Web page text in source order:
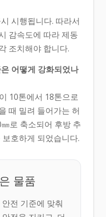
시행됩니다. 따라서
감속도에 따라 제동
조치해야 합니다.
어떻게 강화되었나
10톤에서 18톤으로
때 밀려 들어가는 허
로 축소되어 후방 추
호하게 되었습니다.
물품
전 기준에 맞춰